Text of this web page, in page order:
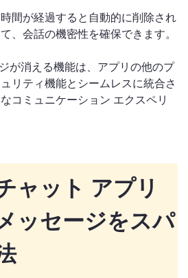
間が経過すると自動的に削除され
、会話の機密性を確保できます。
が消える機能は、アプリの他のプ
リティ機能とシームレスに統合さ
コミュニケーション エクスペリ
ャット アプリ
ッセージをスパ